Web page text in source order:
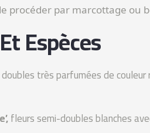
procéder par marcottage ou
Espèces
très parfumées de
fleurs semi-doubles blanches